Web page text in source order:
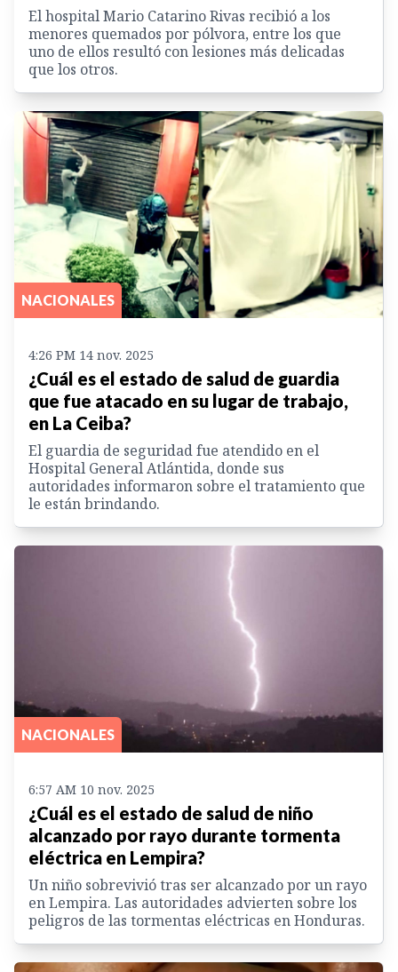
El hospital Mario Catarino Rivas recibió a los
menores quemados por pólvora, entre los que
uno de ellos resultó con lesiones más delicadas
que los otros.
NACIONALES
4:26 PM 14 nov. 2025
¿Cuál es el estado de salud de guardia
que fue atacado en su lugar de trabajo,
en La Ceiba?
El guardia de seguridad fue atendido en el
Hospital General Atlántida, donde sus
autoridades informaron sobre el tratamiento que
le están brindando.
NACIONALES
6:57 AM 10 nov. 2025
¿Cuál es el estado de salud de niño
alcanzado por rayo durante tormenta
eléctrica en Lempira?
Un niño sobrevivió tras ser alcanzado por un rayo
en Lempira. Las autoridades advierten sobre los
peligros de las tormentas eléctricas en Honduras.